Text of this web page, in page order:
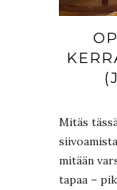
Mitäs
mitään
tapaa –